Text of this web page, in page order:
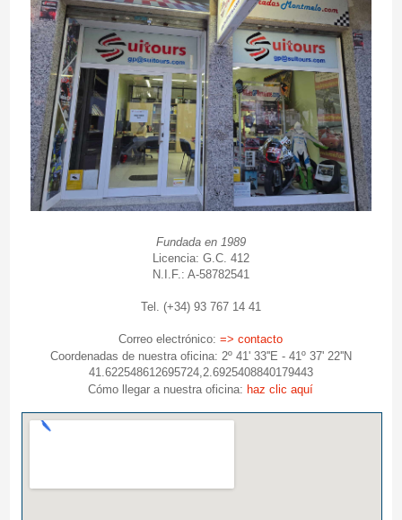
Fundada en 1989
Licencia: G.C. 412
N.I.F.: A-58782541
Tel. (+34) 93 767 14 41
Correo electrónico:=> contacto
Coordenadas de nuestra oficina: 2º 41' 33''E - 41º 37' 22''N
41.622548612695724,2.6925408840179443
Cómo llegar a nuestra oficina: haz clic aquí